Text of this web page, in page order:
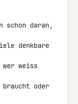
schon daran,
denkbare
wer weiss
braucht oder